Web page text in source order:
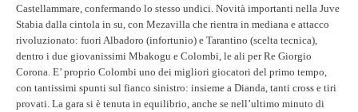
Castellammare, confermando lo stesso undici. Novità importanti nella Juve
Stabia dalla cintola in su, con Mezavilla che rientra in mediana e attacco
rivoluzionato: fuori Albadoro (infortunio) e Tarantino (scelta tecnica),
dentro i due giovanissimi Mbakogu e Colombi, le ali per Re Giorgio
Corona. E’ proprio Colombi uno dei migliori giocatori del primo tempo,
con tantissimi spunti sul fianco sinistro: insieme a Dianda, tanti cross e tiri
provati. La gara si è tenuta in equilibrio, anche se nell’ultimo minuto di